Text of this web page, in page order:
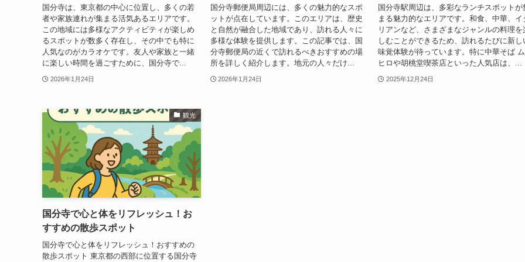
国分寺は、東京都の中心に位置し、多くの若
者や家族連れが集まる活気あるエリアです。
この地域には多様なアクティビティが楽しめ
るスポットが数多く存在し、その中でも特に
人気なのがカラオケです。友人や家族と一緒
に楽しい時間を過ごすために、国分寺で...
2026年1月24日
国分寺郵便局周辺には、多くの魅力的なスポ
ットが点在しています。このエリアは、歴史
と自然が融合した地域であり、訪れる人々に
多様な体験を提供します。この記事では、国
分寺郵便局の近くで訪れるべきおすすめの場
所を詳しく紹介します。地元の人々だけ...
2026年1月24日
国分寺駅周辺は、多彩なランチスポットが
まる魅力的なエリアです。和食、中華、イ
リアンなど、さまざまなジャンルの料理を
しむことができるため、訪れるたびに新し
味覚体験が待っています。特に中華そば
ヒロや胡桃堂喫茶店といった人気店は、...
2025年12月24日
観光
国分寺で心と体をリフレッシュ！お
すすめの散歩スポット
国分寺で心と体をリフレッシュ！おすすめの
散歩スポット 東京都の西部に位置する国分寺